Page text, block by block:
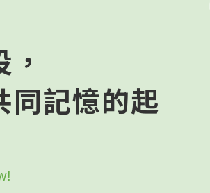
同記憶的起